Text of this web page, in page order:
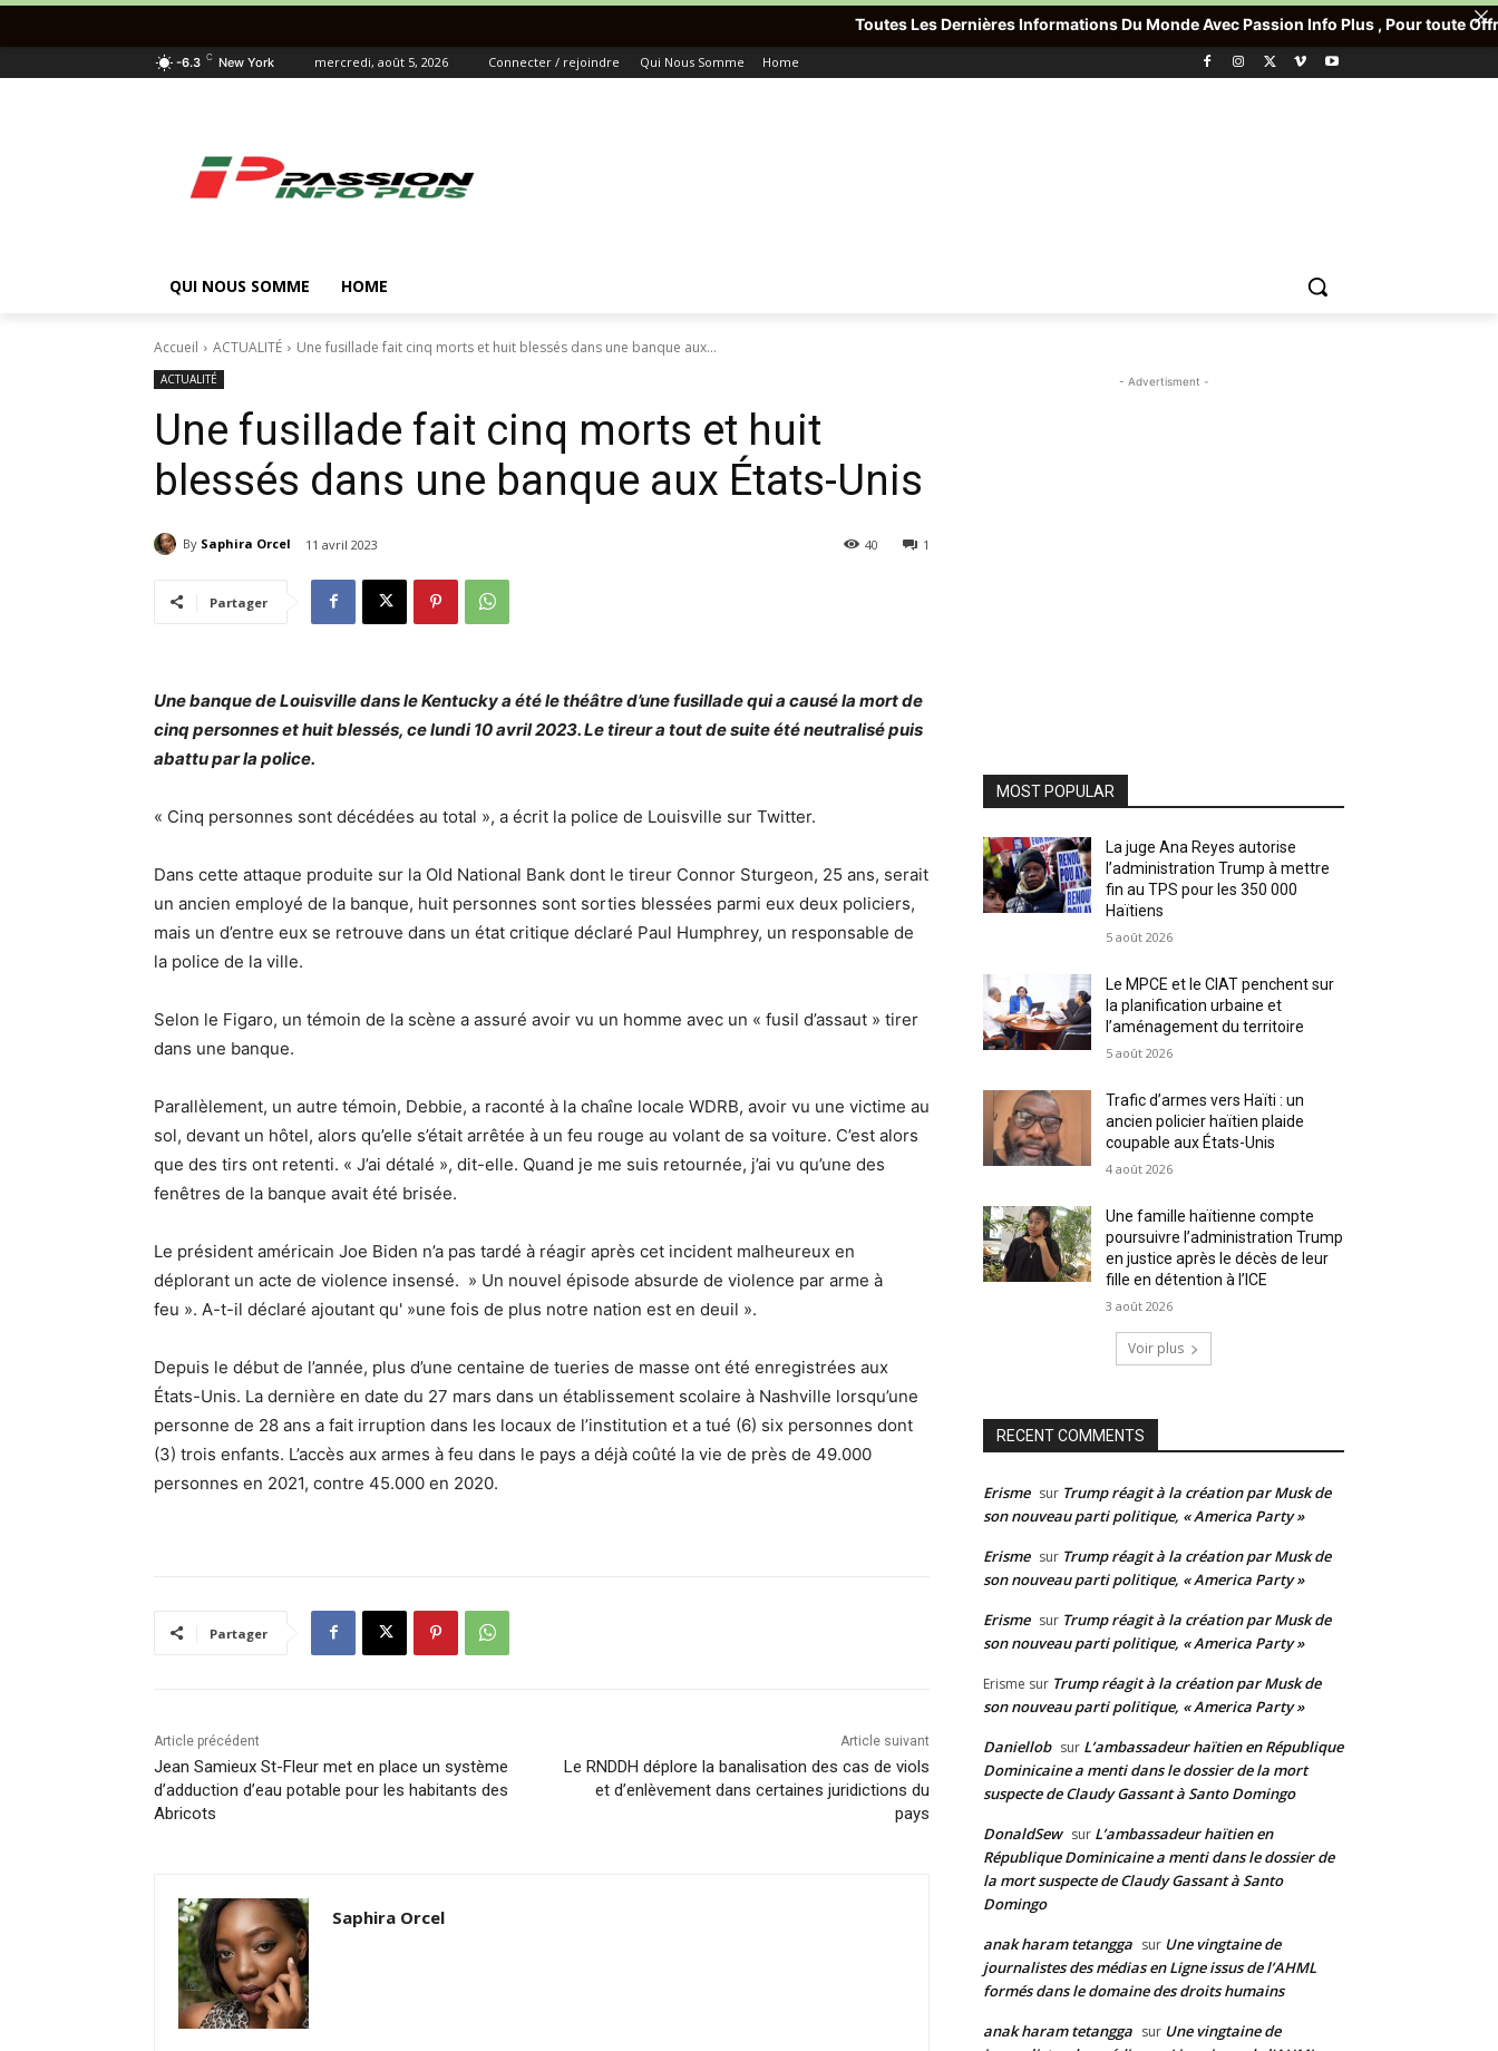
-6.3 C New York mercredi, août 5, 2026 Connecter / rejoindre Qui Nous Somme Home
QUI NOUS SOMME HOME
Accueil ACTUALITÉ Une fusillade fait cinq morts et huit blessés dans une banque aux...
ACTUALITÉ
Une fusillade fait cinq morts et huit
blessés dans une banque aux États-Unis
By Saphira Orcel 11 avril 2023 1
40
Partager
Une banque de Louisville dans le Kentucky a été le théâtre d’une fusillade qui a causé la mort de
cinq personnes et huit blessés, ce lundi 10 avril 2023. Le tireur a tout de suite été neutralisé puis
abattu par la police.
« Cinq personnes sont décédées au total », a écrit la police de Louisville sur Twitter.
Dans cette attaque produite sur la Old National Bank dont le tireur Connor Sturgeon, 25 ans, serait
un ancien employé de la banque, huit personnes sont sorties blessées parmi eux deux policiers,
mais un d’entre eux se retrouve dans un état critique déclaré Paul Humphrey, un responsable de
la police de la ville.
Selon le Figaro, un témoin de la scène a assuré avoir vu un homme avec un « fusil d’assaut » tirer
dans une banque.
Parallèlement, un autre témoin, Debbie, a raconté à la chaîne locale WDRB, avoir vu une victime au
sol, devant un hôtel, alors qu’elle s’était arrêtée à un feu rouge au volant de sa voiture. C’est alors
que des tirs ont retenti. « J’ai détalé », dit-elle. Quand je me suis retournée, j’ai vu qu’une des
fenêtres de la banque avait été brisée.
Le président américain Joe Biden n’a pas tardé à réagir après cet incident malheureux en
déplorant un acte de violence insensé. » Un nouvel épisode absurde de violence par arme à
feu ». A-t-il déclaré ajoutant qu' »une fois de plus notre nation est en deuil ».
Depuis le début de l’année, plus d’une centaine de tueries de masse ont été enregistrées aux
États-Unis. La dernière en date du 27 mars dans un établissement scolaire à Nashville lorsqu’une
personne de 28 ans a fait irruption dans les locaux de l’institution et a tué (6) six personnes dont
(3) trois enfants. L’accès aux armes à feu dans le pays a déjà coûté la vie de près de 49.000
personnes en 2021, contre 45.000 en 2020.
Partager
Article précédent
Jean Samieux St-Fleur met en place un système
d’adduction d’eau potable pour les habitants des
Abricots
Article suivant
Le RNDDH déplore la banalisation des cas de viols
et d’enlèvement dans certaines juridictions du
pays
Saphira Orcel
- Advertisment -
MOST POPULAR
La juge Ana Reyes autorise
l’administration Trump à mettre
fin au TPS pour les 350 000
Haïtiens
5 août 2026
Le MPCE et le CIAT penchent sur
la planification urbaine et
l’aménagement du territoire
5 août 2026
Trafic d’armes vers Haïti : un
ancien policier haïtien plaide
coupable aux États-Unis
4 août 2026
Une famille haïtienne compte
poursuivre l’administration Trump
en justice après le décès de leur
fille en détention à l’ICE
3 août 2026
Voir plus
RECENT COMMENTS
Erisme sur Trump réagit à la création par Musk de
son nouveau parti politique, « America Party »
Erisme sur Trump réagit à la création par Musk de
son nouveau parti politique, « America Party »
Erisme sur Trump réagit à la création par Musk de
son nouveau parti politique, « America Party »
Erisme sur Trump réagit à la création par Musk de
son nouveau parti politique, « America Party »
Daniellob sur L’ambassadeur haïtien en République
Dominicaine a menti dans le dossier de la mort
suspecte de Claudy Gassant à Santo Domingo
DonaldSew sur L’ambassadeur haïtien en
République Dominicaine a menti dans le dossier de
la mort suspecte de Claudy Gassant à Santo
Domingo
anak haram tetangga sur Une vingtaine de
journalistes des médias en Ligne issus de l’AHML
formés dans le domaine des droits humains
anak haram tetangga sur Une vingtaine de
Toutes Les Dernières Informations Du Monde Avec Passion Info Plus , Pour toute Offre